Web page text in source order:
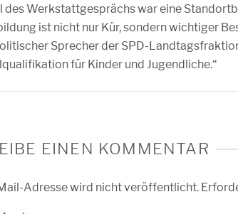
des Werkstattgesprächs war eine
ist nicht nur Kür, sondern wichtiger
Sprecher der SPD-
für Kinder und Jugendliche.“
EINEN KOMMENTAR
Adresse wird nicht veröffentlicht.